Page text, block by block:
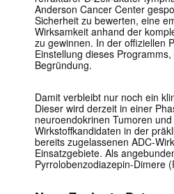
Anderson Cancer Center
Sicherheit zu bewerten, eine
Wirksamkeit anhand der
zu gewinnen. In der offiziellen
Einstellung dieses
Begründung.
Damit verbleibt nur noch ein
Dieser wird derzeit in einer
neuroendokrinen Tumoren
Wirkstoffkandidaten in der
bereits zugelassenen ADC-
Einsatzgebiete. Als
Pyrrolobenzodiazepin-Dimere